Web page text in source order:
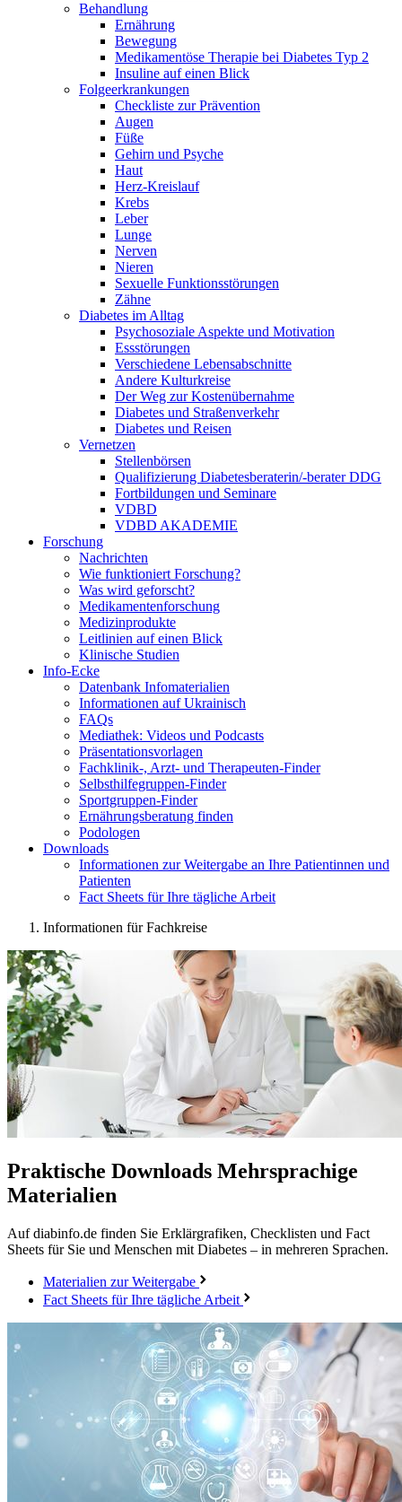
Behandlung
Ernährung
Bewegung
Medikamentöse Therapie bei Diabetes Typ 2
Insuline auf einen Blick
Folgeerkrankungen
Checkliste zur Prävention
Augen
Füße
Gehirn und Psyche
Haut
Herz-Kreislauf
Krebs
Leber
Lunge
Nerven
Nieren
Sexuelle Funktionsstörungen
Zähne
Diabetes im Alltag
Psychosoziale Aspekte und Motivation
Essstörungen
Verschiedene Lebensabschnitte
Andere Kulturkreise
Der Weg zur Kostenübernahme
Diabetes und Straßenverkehr
Diabetes und Reisen
Vernetzen
Stellenbörsen
Qualifizierung Diabetesberaterin/­-berater DDG
Fortbildungen und Seminare
VDBD
VDBD AKADEMIE
Forschung
Nachrichten
Wie funktioniert Forschung?
Was wird geforscht?
Medikamentenforschung
Medizinprodukte
Leitlinien auf einen Blick
Klinische Studien
Info-Ecke
Datenbank Infomaterialien
Informationen auf Ukrainisch
FAQs
Mediathek: Videos und Podcasts
Präsentationsvorlagen
Fachklinik-, Arzt- und Therapeuten-Finder
Selbsthilfegruppen-Finder
Sportgruppen-Finder
Ernährungsberatung finden
Podologen
Downloads
Informationen zur Weitergabe an Ihre Patientinnen und
Patienten
Fact Sheets für Ihre tägliche Arbeit
Informationen für Fachkreise
Praktische Downloads Mehrsprachige
Materialien
Auf diabinfo.de finden Sie Erklärgrafiken, Checklisten und Fact
Sheets für Sie und Menschen mit Diabetes – in mehreren Sprachen.
Materialien zur Weitergabe
Fact Sheets für Ihre tägliche Arbeit